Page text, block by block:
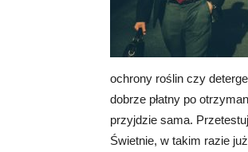
ochrony roślin czy
dobrze płatny po
przyjdzie sama.
Świetnie, w takim razie